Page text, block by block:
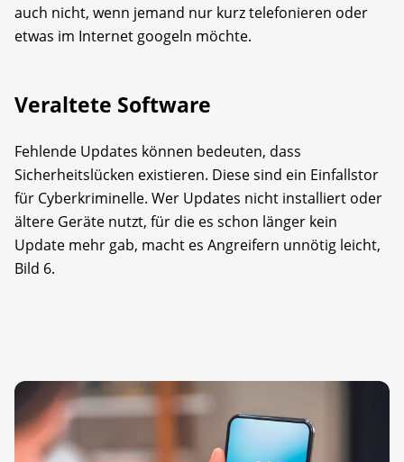
auch nicht, wenn jemand nur kurz telefonieren oder
etwas im Internet googeln möchte.
Veraltete Software
Fehlende Updates können bedeuten, dass
Sicherheitslücken existieren. Diese sind ein Einfallstor
für Cyberkriminelle. Wer Updates nicht installiert oder
ältere Geräte nutzt, für die es schon länger kein
Update mehr gab, macht es Angreifern unnötig leicht,
Bild 6.